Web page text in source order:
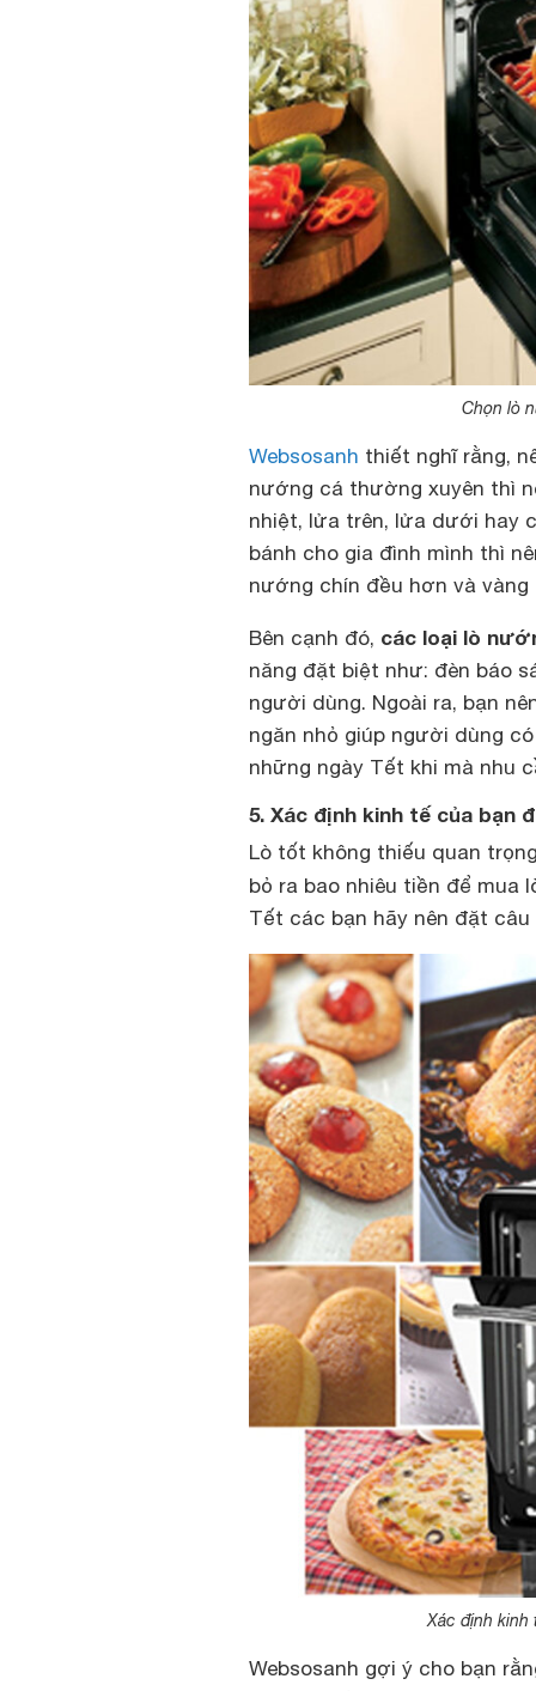
Chọn lò
Websosanh thiết nghĩ rằng,
nướng cá thường xuyên thì
nhiệt, lửa trên, lửa dưới hay
bánh cho gia đình mình thì
nướng chín đều hơn và
Bên cạnh đó, các loại lò
năng đặt biệt như: đèn báo
người dùng. Ngoài ra, bạn
ngăn nhỏ giúp người dùng
những ngày Tết khi mà nhu
5. Xác định kinh tế của bạn
Lò tốt không thiếu quan
bỏ ra bao nhiêu tiền để
Tết các bạn hãy nên đặt
Xác định
Websosanh gợi ý cho bạn